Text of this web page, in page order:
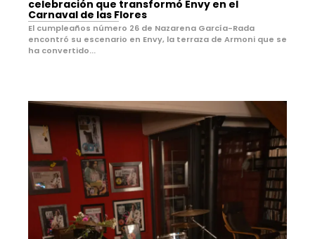
celebración que transformó Envy en el
Carnaval de las Flores
El cumpleaños número 26 de Nazarena García-Rada
encontró su escenario en Envy, la terraza de Armoni que se
ha convertido...